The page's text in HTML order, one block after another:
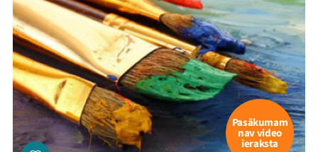
Pasākumam
nav video
ieraksta